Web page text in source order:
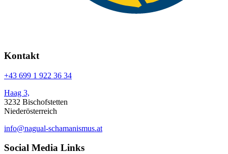
Kontakt
+43 699 1 922 36 34
Haag 3,
3232 Bischofstetten
Niederösterreich
info@nagual-schamanismus.at
Social Media Links